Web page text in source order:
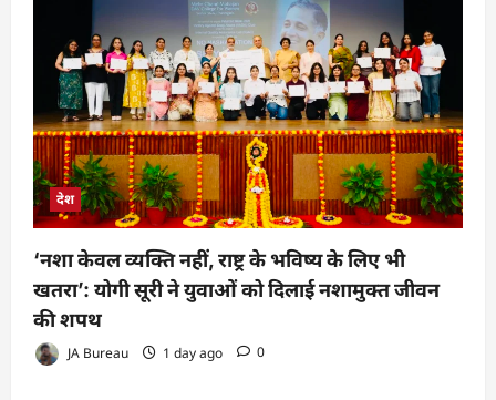
देश
‘नशा केवल व्यक्ति नहीं, राष्ट्र के भविष्य के लिए भी
खतरा’: योगी सूरी ने युवाओं को दिलाई नशामुक्त जीवन
की शपथ
JA Bureau 1 day ago 0